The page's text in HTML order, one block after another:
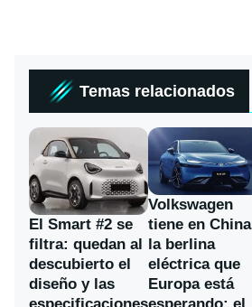
Temas relacionados
El Smart #2 se
filtra: quedan al
descubierto el
diseño y las
especificaciones
Volkswagen
tiene en China
la berlina
eléctrica que
Europa está